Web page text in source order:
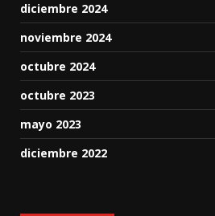
diciembre 2024
noviembre 2024
octubre 2024
octubre 2023
mayo 2023
diciembre 2022